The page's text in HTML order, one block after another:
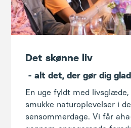
- alt det, der gør dig
En uge fyldt med livsglæde,
sensommerdage. Vi får
gennem engagerende
menneskets evige jagt
deler gode grin i hyggeligt
undersøge, hvad vi egentlig
skal vi på en skøn udflugt